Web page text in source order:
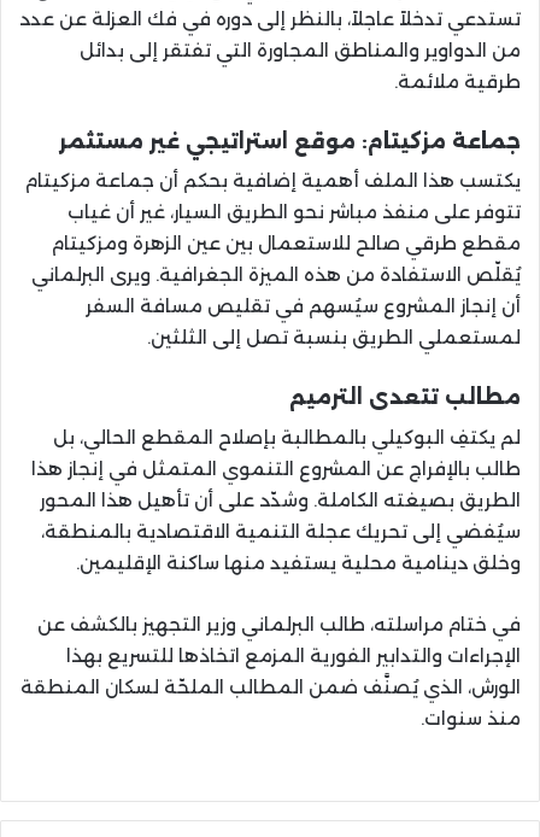
تستدعي تدخلاً عاجلاً، بالنظر إلى دوره في فك العزلة عن عدد
من الدواوير والمناطق المجاورة التي تفتقر إلى بدائل
طرقية ملائمة.
جماعة مزكيتام: موقع استراتيجي غير مستثمر
يكتسب هذا الملف أهمية إضافية بحكم أن جماعة مزكيتام
تتوفر على منفذ مباشر نحو الطريق السيار، غير أن غياب
مقطع طرقي صالح للاستعمال بين عين الزهرة ومزكيتام
يُقلّص الاستفادة من هذه الميزة الجغرافية. ويرى البرلماني
أن إنجاز المشروع سيُسهم في تقليص مسافة السفر
لمستعملي الطريق بنسبة تصل إلى الثلثين.
مطالب تتعدى الترميم
لم يكتفِ البوكيلي بالمطالبة بإصلاح المقطع الحالي، بل
طالب بالإفراج عن المشروع التنموي المتمثل في إنجاز هذا
الطريق بصيغته الكاملة. وشدّد على أن تأهيل هذا المحور
سيُفضي إلى تحريك عجلة التنمية الاقتصادية بالمنطقة،
وخلق دينامية محلية يستفيد منها ساكنة الإقليمين.
في ختام مراسلته، طالب البرلماني وزير التجهيز بالكشف عن
الإجراءات والتدابير الفورية المزمع اتخاذها للتسريع بهذا
الورش، الذي يُصنَّف ضمن المطالب الملحّة لسكان المنطقة
منذ سنوات.